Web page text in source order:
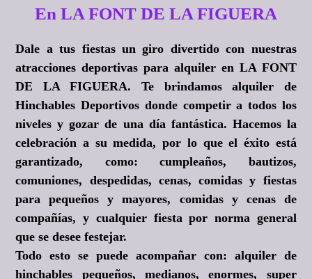
En LA FONT DE LA FIGUERA
Dale a tus fiestas un giro divertido con nuestras
atracciones deportivas para alquiler en LA FONT
DE LA FIGUERA. Te brindamos alquiler de
Hinchables Deportivos donde competir a todos los
niveles y gozar de una día fantástica. Hacemos la
celebración a su medida, por lo que el éxito está
garantizado, como: cumpleaños, bautizos,
comuniones, despedidas, cenas, comidas y fiestas
para pequeños y mayores, comidas y cenas de
compañías, y cualquier fiesta por norma general
que se desee festejar.
Todo esto se puede acompañar con: alquiler de
hinchables pequeños, medianos, enormes, super